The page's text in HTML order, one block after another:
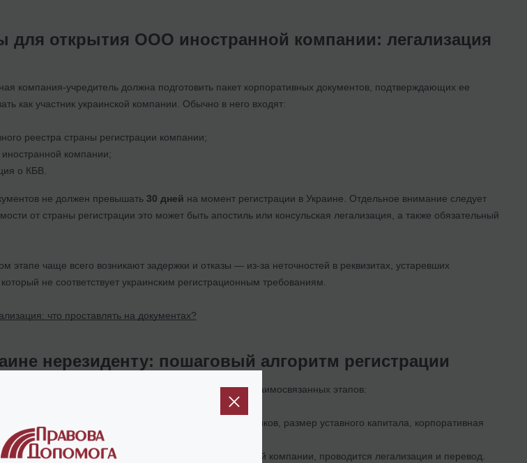
для открытия ООО иностранной компании: легализация
компания-учредитель должна подготовить пакет корпоративных документов, подтверждающих ее
как участник украинской компании. Обычно в него входят:
реестра страны регистрации компании;
компании;
о КБВ.
не должен превышать 30 дней на момент регистрации в Украине. Отдельное внимание следует
от страны регистрации это может быть апостиль или консульская легализация, а также обязательный
этапе чаще всего возникают задержки и отказы — из-за неточностей в реквизитах, устаревших
не соответствует украинским регистрационным требованиям.
что проставлять на документах?
нерезиденту: пошаговый алгоритм регистрации
условно можно разделить на несколько взаимосвязанных этапов:
модель присутствия в Украине, состав участников, размер уставного капитала, корпоративная
— формируется пакет документов от иностранной компании, проводится легализация и перевод.